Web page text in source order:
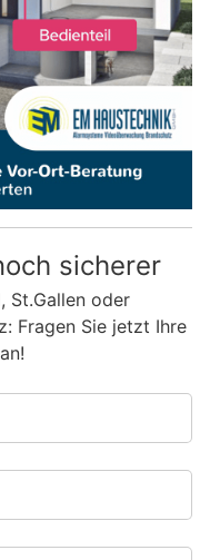
sicherer
St.Gallen oder
Fragen Sie jetzt Ihre